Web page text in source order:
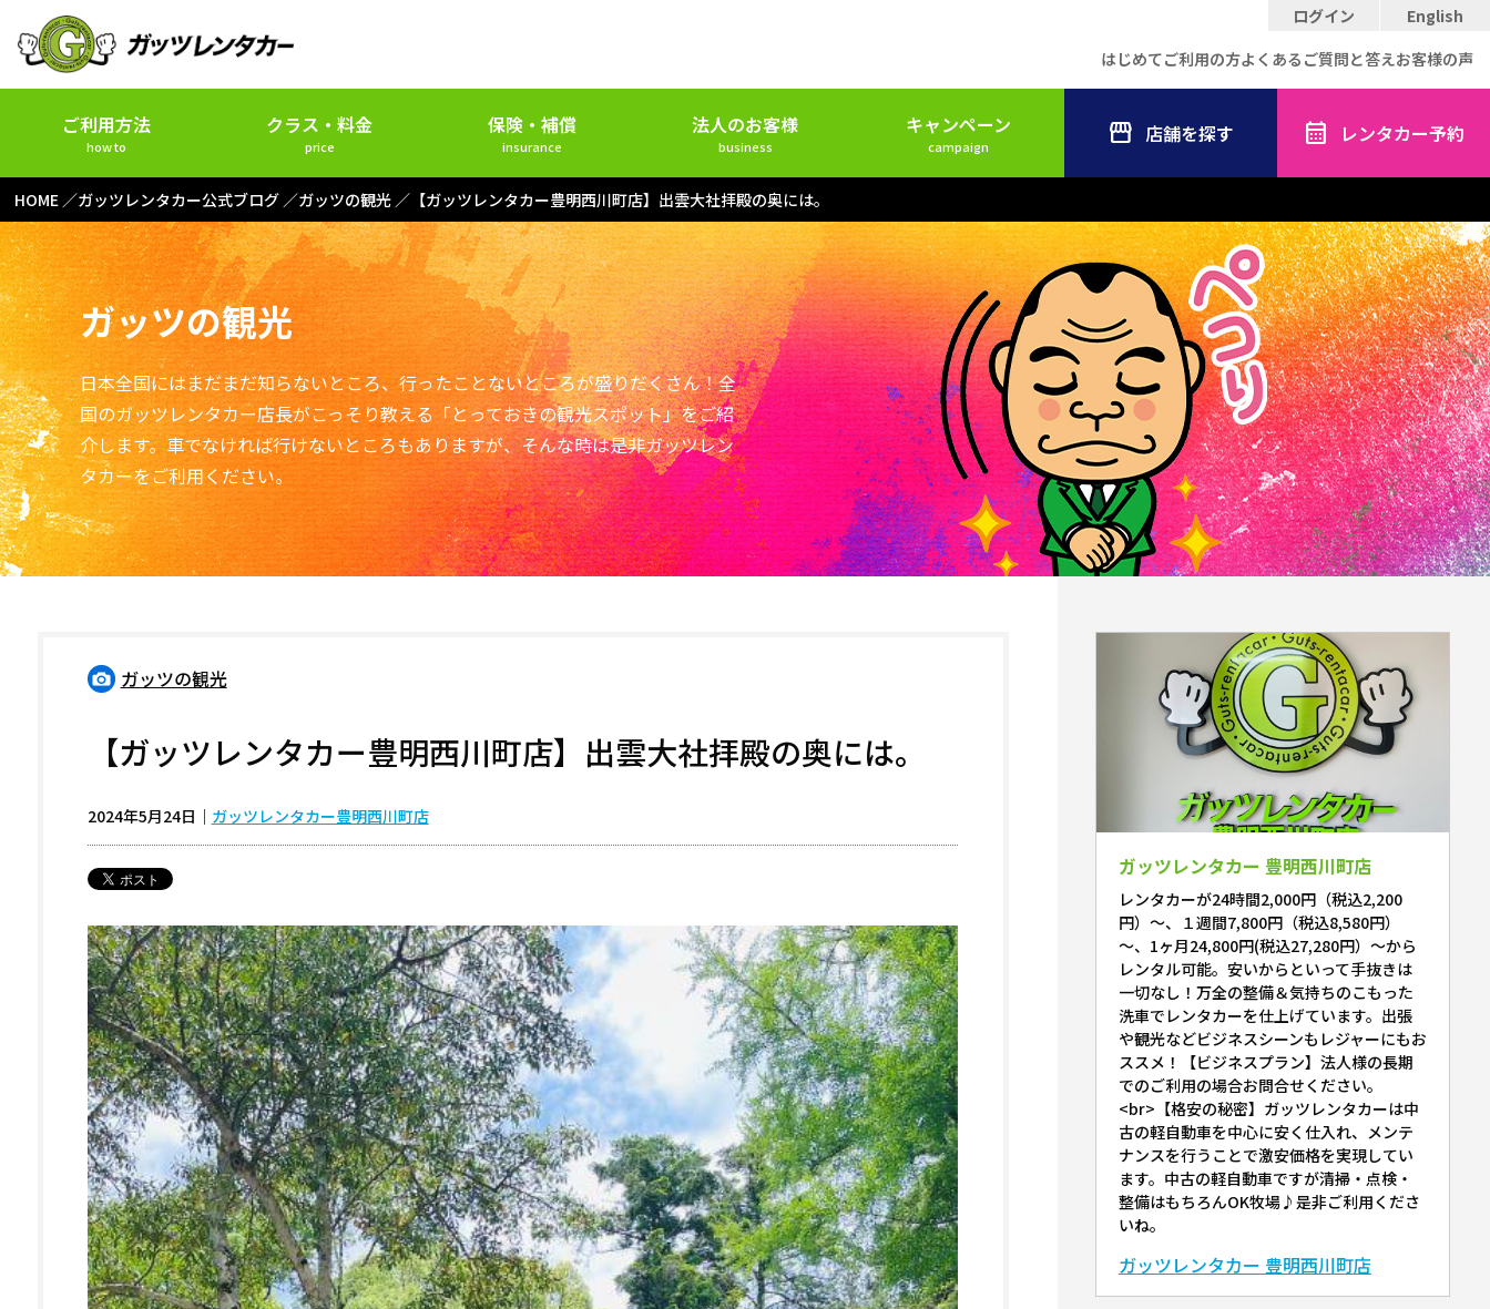
ログイン
English
はじめてご利用の方よくあるご質問と答えお客様の声
ご利用方法
how to
クラス・料金
price
保険・補償
insurance
法人のお客様
business
キャンペーン
campaign 店舗を探す レンタカー予約
HOME ガッツレンタカー公式ブログ ガッツの観光 【ガッツレンタカー豊明西川町店】出雲大社拝殿の奥には。
ガッツの観光
日本全国にはまだまだ知らないところ、行ったことないところが盛りだくさん！全
国のガッツレンタカー店長がこっそり教える「とっておきの観光スポット」をご紹
介します。車でなければ行けないところもありますが、そんな時は是非ガッツレン
タカーをご利用ください。
ガッツの観光
【ガッツレンタカー豊明西川町店】出雲大社拝殿の奥には。
2024年5月24日 ｜ ガッツレンタカー豊明西川町店
ガッツレンタカー 豊明西川町店
レンタカーが24時間2,000円（税込2,200
円）～、１週間7,800円（税込8,580円）
～、1ヶ月24,800円(税込27,280円）～から
レンタル可能。安いからといって手抜きは
一切なし！万全の整備＆気持ちのこもった
洗車でレンタカーを仕上げています。出張
や観光などビジネスシーンもレジャーにもお
ススメ！【ビジネスプラン】法人様の長期
でのご利用の場合お問合せください。
<br>【格安の秘密】ガッツレンタカーは中
古の軽自動車を中心に安く仕入れ、メンテ
ナンスを行うことで激安価格を実現してい
ます。中古の軽自動車ですが清掃・点検・
整備はもちろんOK牧場♪是非ご利用くださ
いね。
ガッツレンタカー 豊明西川町店